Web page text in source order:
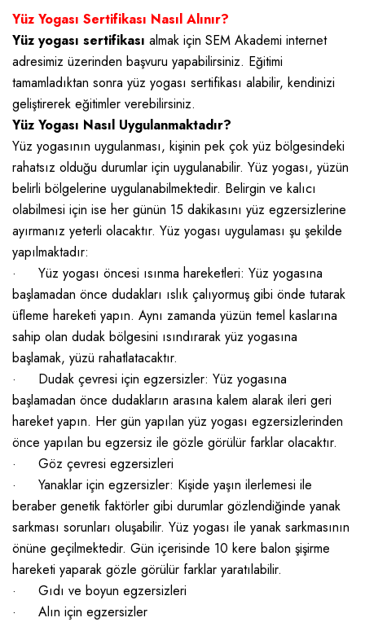
Yüz Yogası Sertifikası Nasıl Alınır?
Yüz yogası sertifikası almak için SEM Akademi internet
adresimiz üzerinden başvuru yapabilirsiniz. Eğitimi
tamamladıktan sonra yüz yogası sertifikası alabilir, kendinizi
geliştirerek eğitimler verebilirsiniz.
Yüz Yogası Nasıl Uygulanmaktadır?
Yüz yogasının uygulanması, kişinin pek çok yüz bölgesindeki
rahatsız olduğu durumlar için uygulanabilir. Yüz yogası, yüzün
belirli bölgelerine uygulanabilmektedir. Belirgin ve kalıcı
olabilmesi için ise her günün 15 dakikasını yüz egzersizlerine
ayırmanız yeterli olacaktır. Yüz yogası uygulaması şu şekilde
yapılmaktadır:
·
Yüz yogası öncesi ısınma hareketleri: Yüz yogasına
başlamadan önce dudakları ıslık çalıyormuş gibi önde tutarak
üfleme hareketi yapın. Aynı zamanda yüzün temel kaslarına
sahip olan dudak bölgesini ısındırarak yüz yogasına
başlamak, yüzü rahatlatacaktır.
·
Dudak çevresi için egzersizler: Yüz yogasına
başlamadan önce dudakların arasına kalem alarak ileri geri
hareket yapın. Her gün yapılan yüz yogası egzersizlerinden
önce yapılan bu egzersiz ile gözle görülür farklar olacaktır.
·
Göz çevresi egzersizleri
·
Yanaklar için egzersizler: Kişide yaşın ilerlemesi ile
beraber genetik faktörler gibi durumlar gözlendiğinde yanak
sarkması sorunları oluşabilir. Yüz yogası ile yanak sarkmasının
önüne geçilmektedir. Gün içerisinde 10 kere balon şişirme
hareketi yaparak gözle görülür farklar yaratılabilir.
·
Gıdı ve boyun egzersizleri
·
Alın için egzersizler